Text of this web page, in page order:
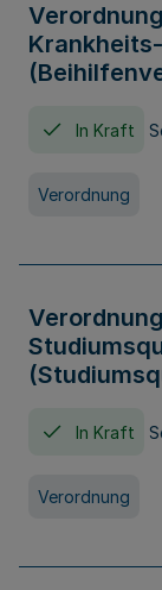
In Kraft
Verordnung
In Kraft
Verordnung